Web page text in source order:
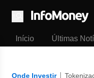
Menu
Início Últimas
Onde Investir